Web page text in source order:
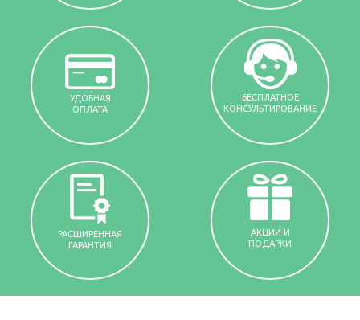
УДОБНАЯ
ОПЛАТА
БЕСПЛАТНОЕ
КОНСУЛЬТИРОВАНИЕ
РАСШИРЕННАЯ
ГАРАНТИЯ
АКЦИИ И
ПОДАРКИ